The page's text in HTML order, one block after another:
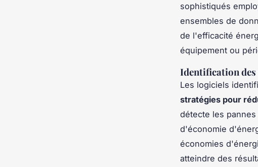
sophistiqués
ensembles de
de l'efficacité
équipement ou
Identification
Les logiciels
stratégies pour
détecte les
d'économie
économies
atteindre des